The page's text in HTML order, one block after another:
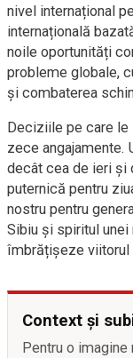
nivel internațional
internațională
noile oportunități
probleme globale,
și combaterea
Deciziile pe care
zece angajamente.
decât cea de ieri și
puternică pentru
nostru pentru
Sibiu și spiritul unei
îmbrățișeze viitorul
Context și
Pentru o